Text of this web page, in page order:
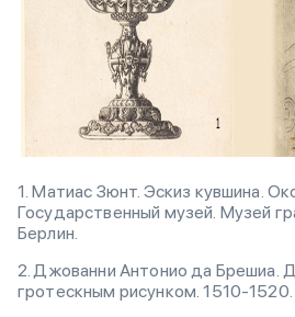
1. Матиас Зюнт. Эскиз кувшина.
Государственный музей. Музей
Берлин.
2. Джованни Антонио да Брешиа.
гротескным рисунком. 1510-1520.